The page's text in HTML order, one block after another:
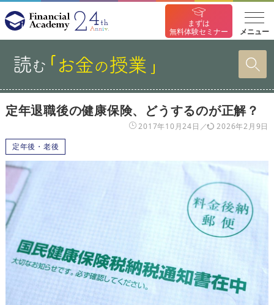
まずは
無料体験セミナー
メニュー
定年退職後の健康保険、どうするのが正解？
2017年10月24日
2026年2月9日
定年後・老後